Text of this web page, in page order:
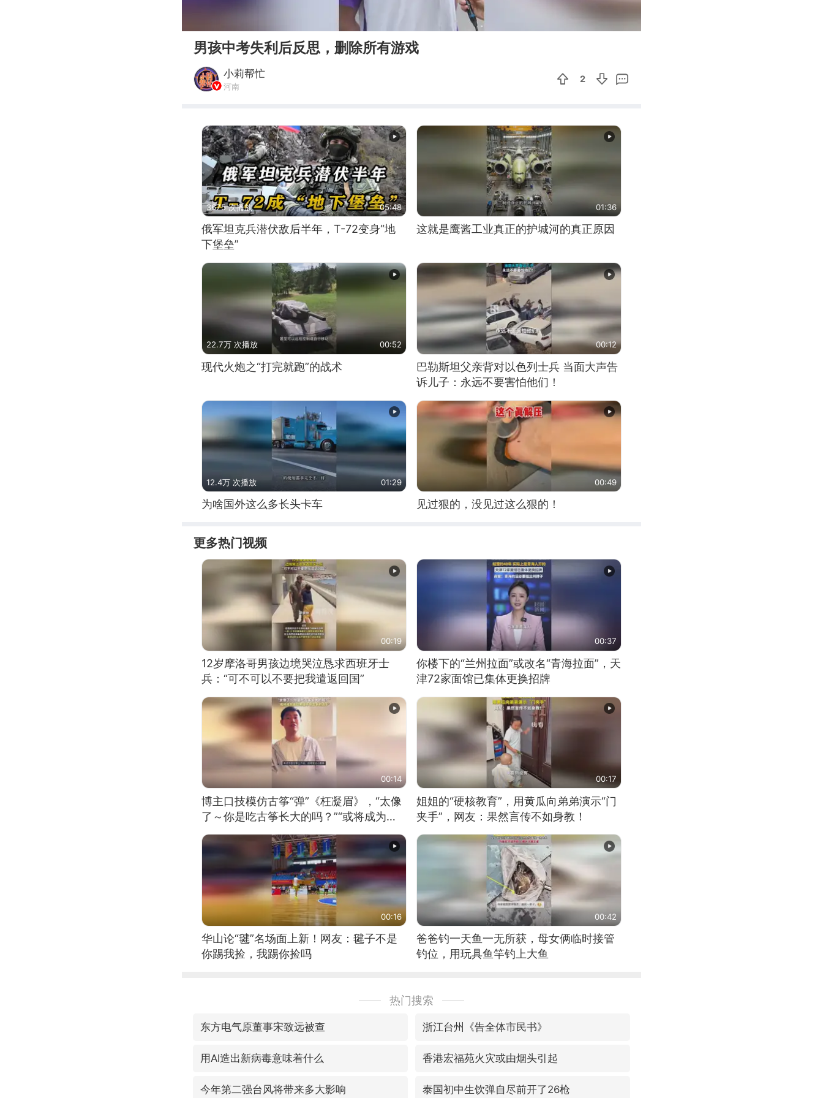
00:26
男孩中考失利后反思，删除所有游戏
小莉帮忙
河南
2
3675 次播放 05:48
俄军坦克兵潜伏敌后半年，T-72变身“地
下堡垒”
01:36
这就是鹰酱工业真正的护城河的真正原因
22.7万 次播放 00:52
现代火炮之“打完就跑”的战术
00:12
巴勒斯坦父亲背对以色列士兵 当面大声告
诉儿子：永远不要害怕他们！
12.4万 次播放 01:29
为啥国外这么多长头卡车
00:49
见过狠的，没见过这么狠的！
更多热门视频
00:19
12岁摩洛哥男孩边境哭泣恳求西班牙士
兵：“可不可以不要把我遣返回国”
00:37
你楼下的“兰州拉面”或改名“青海拉面”，天
津72家面馆已集体更换招牌
00:14
博主口技模仿古筝“弹”《枉凝眉》，“太像
了～你是吃古筝长大的吗？”“或将成为首
位考级不带古筝的选手。”（来源：新华每
日电讯）
00:17
姐姐的“硬核教育”，用黄瓜向弟弟演示“门
夹手”，网友：果然言传不如身教！
00:16
华山论“毽”名场面上新！网友：毽子不是
你踢我捡，我踢你捡吗
00:42
爸爸钓一天鱼一无所获，母女俩临时接管
钓位，用玩具鱼竿钓上大鱼
热门搜索
东方电气原董事宋致远被查 浙江台州《告全体市民书》
用AI造出新病毒意味着什么 香港宏福苑火灾或由烟头引起
今年第二强台风将带来多大影响 泰国初中生饮弹自尽前开了26枪